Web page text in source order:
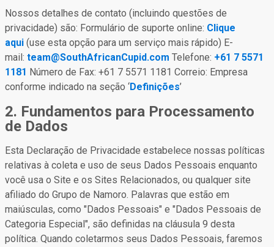
Nossos detalhes de contato (incluindo questões de
privacidade) são: Formulário de suporte online: Clique
aqui (use esta opção para um serviço mais rápido) E-
mail: team@SouthAfricanCupid.com Telefone: +61 7 5571
1181 Número de Fax: +61 7 5571 1181 Correio: Empresa
conforme indicado na seção ‘Definições’
2. Fundamentos para Processamento
de Dados
Esta Declaração de Privacidade estabelece nossas políticas
relativas à coleta e uso de seus Dados Pessoais enquanto
você usa o Site e os Sites Relacionados, ou qualquer site
afiliado do Grupo de Namoro. Palavras que estão em
maiúsculas, como "Dados Pessoais" e "Dados Pessoais de
Categoria Especial", são definidas na cláusula 9 desta
política. Quando coletarmos seus Dados Pessoais, faremos